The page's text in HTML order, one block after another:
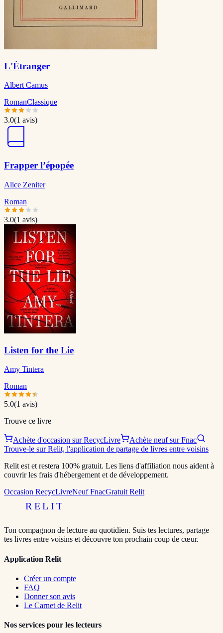
L'Étranger
Albert Camus
RomanClassique
3.0(1 avis)
Frapper l’épopée
Alice Zeniter
Roman
3.0(1 avis)
Listen for the Lie
Amy Tintera
Roman
5.0(1 avis)
Trouve ce livre
Achète d'occasion sur RecycLivre
Achète neuf sur Fnac
Trouve-le sur Relit, l'application de partage de livres entre voisins
Relit est et restera 100% gratuit. Les liens d'affiliation nous aident à
couvrir les frais d'hébergement et de développement.
Occasion RecycLivreNeuf FnacGratuit Relit
RELIT
Ton compagnon de lecture au quotidien. Suis tes lectures, partage
tes livres entre voisins et découvre ton prochain coup de cœur.
Application Relit
Créer un compte
FAQ
Donner son avis
Le Carnet de Relit
Nos services pour les lecteurs